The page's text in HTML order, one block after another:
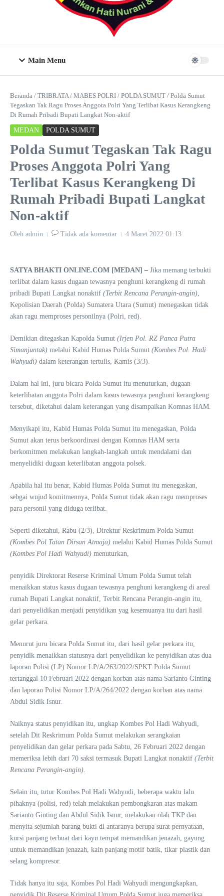
Main Menu
Beranda / TRIBRATA/ MABES POLRI / POLDA SUMUT / Polda Sumut
Tegaskan Tak Ragu Proses Anggota Polri Yang Terlibat Kasus Kerangkeng
Di Rumah Pribadi Bupati Langkat Non-aktif
MEDAN POLDA SUMUT
Polda Sumut Tegaskan Tak Ragu
Proses Anggota Polri Yang
Terlibat Kasus Kerangkeng Di
Rumah Pribadi Bupati Langkat
Non-aktif
Oleh admin Tidak ada komentar 4 Maret 2022 01:13
SATYA BHAKTI ONLINE.COM [MEDAN] – Jika memang terbukti
terlibat dalam kasus dugaan tewasnya penghuni kerangkeng di rumah
pribadi Bupati Langkat nonaktif (Terbit Rencana Perangin-angin),
Kepolisian Daerah (Polda) Sumatera Utara (Sumut) menegaskan tidak
akan ragu memproses personilnya (Polri, red).
Demikian ditegaskan Kapolda Sumut (Irjen Pol. RZ Panca Putra
Simanjuntak) melalui Kabid Humas Polda Sumut (Kombes Pol. Hadi
Wahyudi) dalam keterangan tertulis, Kamis (3/3).
Dalam hal ini, juru bicara Polda Sumut itu menuturkan, dugaan
keterlibatan anggota Polri dalam kasus tewasnya penghuni kerangkeng
tersebut, diketahui dalam keterangan yang disampaikan Komnas HAM.
Menyikapi itu, Kabid Humas Polda Sumut itu menegaskan, Polda
Sumut akan terus berkoordinasi dengan Komnas HAM serta
berkomitmen melakukan langkah-langkah untuk mendalami dan
menyelidiki dugaan keterlibatan anggota polsek.
Apabila hal itu benar, Kabid Humas Polda Sumut itu menegaskan,
sebgai wujud komitmennya, Polda Sumut tidak akan ragu memproses
para personil yang diduga terlibat.
Seperti diketahui, Rabu (2/3), Direktur Reskrimum Polda Sumut
(Kombes Pol Tatan Dirsan Atmaja) melalui Kabid Humas Polda Sumut
(Kombes Pol Hadi Wahyudi) menuturkan,
penyidik Direktorat Reserse Kriminal Umum Polda Sumut telah
menaikkan status kasus dugaan tewasnya penghuni kerangkeng di areal
rumah Bupati Langkat nonaktif, Terbit Rencana Perangin-angin itu,
dari penyelidikan menjadi penyidikan yag kesemuanya itu dari hasil
gelar perkara.
Menurut juru bicara Polda Sumut itu, dari hasil gelar perkara itu,
penyidik menaikkan statusnya dari penyelidikan ke penyidikan atas dua
laporan Polisi (LP) Nomor LP/A/263/2022/SPKT Polda Sumut
tertanggal 10 Februari 2022 dengan korban atas nama Sarianto Ginting
dan laporan Polisi Nomor LP/A/264/2022 dengan korban atas nama
Abdul Sidik Isnur.
Naiknya status penyidikan itu, ungkap Kombes Pol Hadi Wahyudi,
setelah Dit Reskrimum Polda Sumut melakukan serangkaian
penyelidikan dan gelar perkara pada Sabtu, 26 Februari 2022 dengan
memeriksa lebih dari 70 saksi termasuk Bupati Langkat nonaktif (Terbit
Rencana Perangin-angin).
Selain itu, tutur Kombes Pol Hadi Wahyudi, beberapa waktu lalu
pihaknya (polisi, red) telah melakukan pembongkaran atas makam
Sarianto Ginting dan Abdul Sidik Isnur, melakukan olah TKP dan
menyita sejumlah barang bukti di antaranya berupa surat pernyataan,
kursi panjang terbuat dari kayu tempat memandikan jenazah, gayung
untuk memandikan jenazah, kain panjang motif batik, tikar plastik dan
selang kompresor.
Tidak hanya itu saja, Kombes Pol Hadi Wahyudi mengungkapkan,